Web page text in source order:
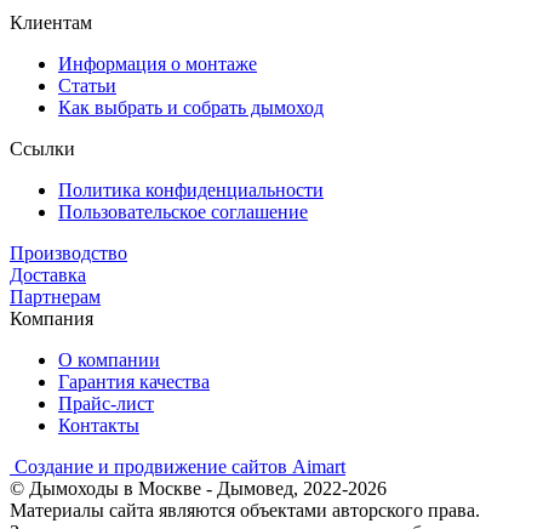
Клиентам
Информация о монтаже
Статьи
Как выбрать и собрать дымоход
Ссылки
Политика конфиденциальности
Пользовательское соглашение
Производство
Доставка
Партнерам
Компания
О компании
Гарантия качества
Прайс-лист
Контакты
Создание и продвижение сайтов Aimart
© Дымоходы в Москве - Дымовед, 2022-2026
Материалы сайта являются объектами авторского права.